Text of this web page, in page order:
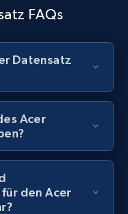
FAQs
Datensatz
Acer
den Acer